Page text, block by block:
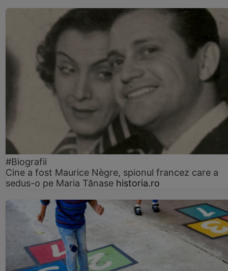
#Biografii
Cine a fost Maurice Nègre, spionul francez care a
sedus-o pe Maria Tănase historia.ro